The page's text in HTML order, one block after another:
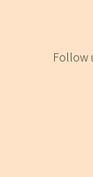
Follow